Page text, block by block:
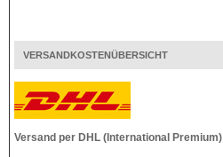
VERSANDKOSTENÜBERSICHT
Versand per DHL (International Premium)